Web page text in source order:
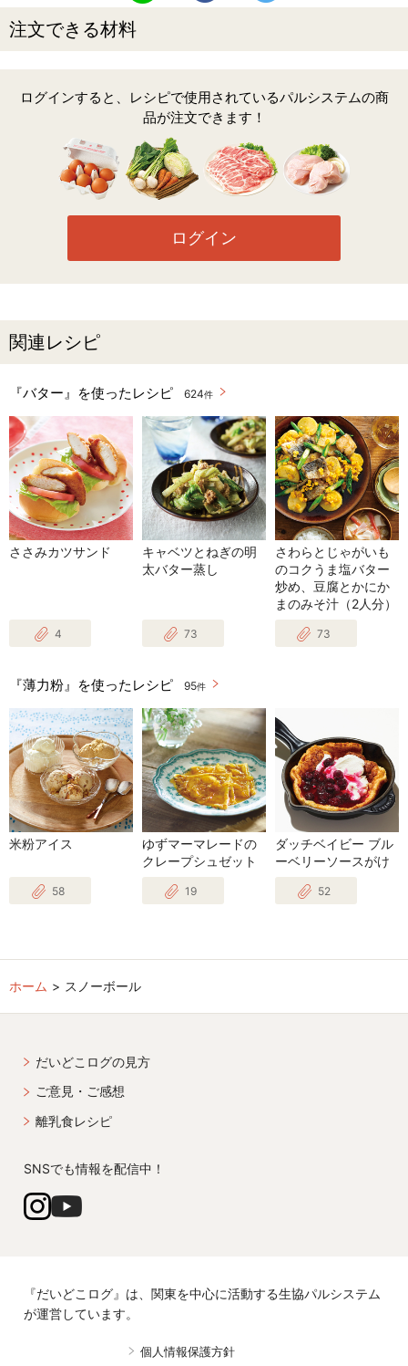
注文できる材料
ログインすると、レシピで使用されているパルシステムの商
品が注文できます！
ログイン
関連レシピ
『バター』を使ったレシピ 624件
ささみカツサンド
4
キャベツとねぎの明
太バター蒸し
73
さわらとじゃがいも
のコクうま塩バター
炒め、豆腐とかにか
まのみそ汁（2人分）
73
『薄力粉』を使ったレシピ 95件
米粉アイス
58
ゆずマーマレードの
クレープシュゼット
19
ダッチベイビー ブル
ーベリーソースがけ
52
ホーム スノーボール
だいどこログの見方
ご意見・ご感想
離乳食レシピ
SNSでも情報を配信中！
『だいどこログ』は、関東を中心に活動する生協パルシステム
が運営しています。
個人情報保護方針